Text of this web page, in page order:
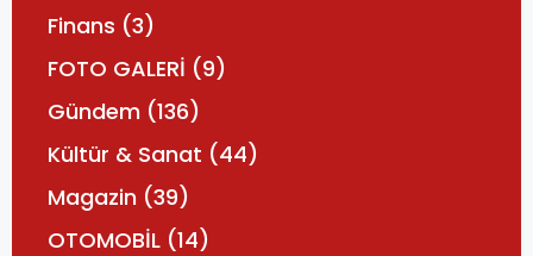
Finans (3)
FOTO GALERİ (9)
Gündem (136)
Kültür & Sanat (44)
Magazin (39)
OTOMOBİL (14)